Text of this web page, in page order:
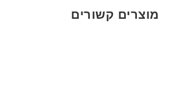
מוצרים קשורים